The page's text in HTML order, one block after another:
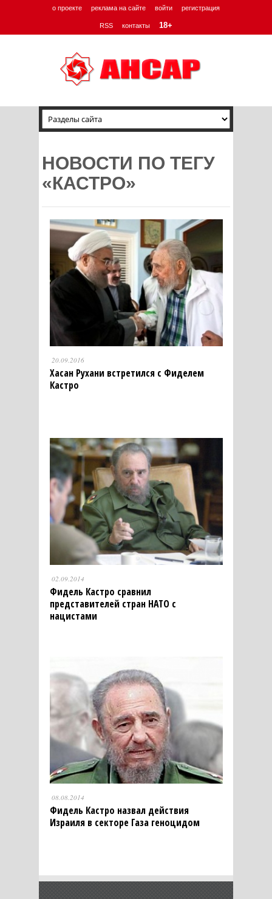
о проекте реклама на сайте войти регистрация
RSS контакты 18+
НОВОСТИ ПО ТЕГУ
«КАСТРО»
20.09.2016
Хасан Рухани встретился с Фиделем
Кастро
02.09.2014
Фидель Кастро сравнил
представителей стран НАТО с
нацистами
08.08.2014
Фидель Кастро назвал действия
Израиля в секторе Газа геноцидом